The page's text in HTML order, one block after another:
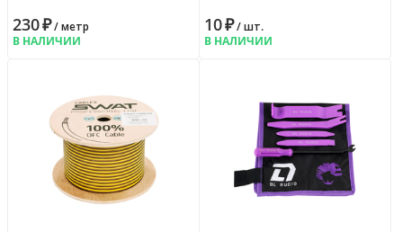
230₽/ метр
В НАЛИЧИИ
10₽/ шт.
В НАЛИЧИИ